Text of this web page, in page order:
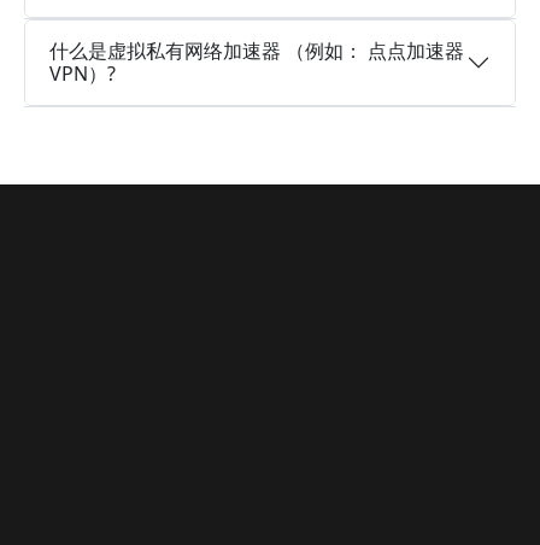
什么是虚拟私有网络加速器 （例如： 点点加速器
VPN）?